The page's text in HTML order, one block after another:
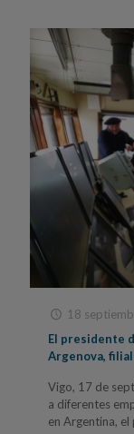
18
El presidente
Argenova,
Vigo, 17 de
a diferentes
en Argentina,